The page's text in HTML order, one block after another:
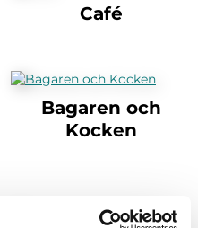
Café
Bagaren och
Kocken